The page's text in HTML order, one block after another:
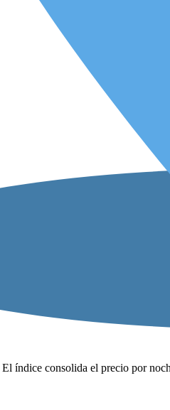
El índice consolida el precio por